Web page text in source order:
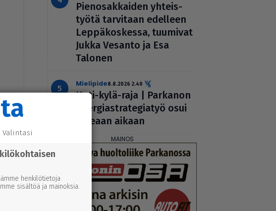
Pie­no­sak­kai­den yhteis­
työtä tarvitaan edelleen
Lep­pä­kos­kessa, tuumivat
Jukka Vesanto ja Esa
Talonen
mielipide8.8.2026 2.40
Koti-kylä-raja | Parkanon
ener­gi­ast­ra­te­gi­a­työ osui
oikeaan aikaan
Valintasi
henkilötietoja
sisältöä ja mainoksia.